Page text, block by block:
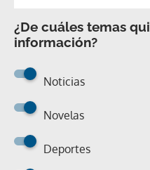
¿De cuáles temas
información?
Noticias
Novelas
Deportes